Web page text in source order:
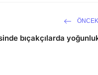
bıçakçılarda